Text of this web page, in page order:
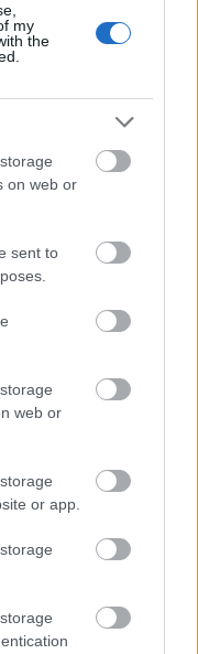
my
the
on web or
sent to
web or
or app.
vb -